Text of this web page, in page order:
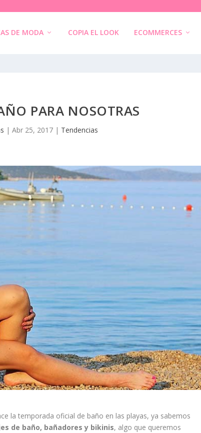
DE MODA COPIA EL LOOK ECOMMERCES
PARA NOSOTRAS
|Abr 25, 2017 | Tendencias
la temporada oficial de baño en las playas, ya sabemos
de baño, bañadores y bikinis, algo que queremos